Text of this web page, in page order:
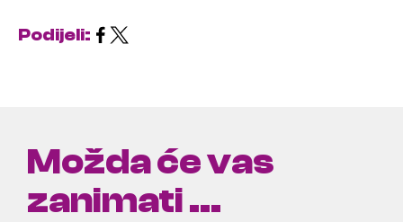
Podijeli:
Možda će vas
zanimati ...